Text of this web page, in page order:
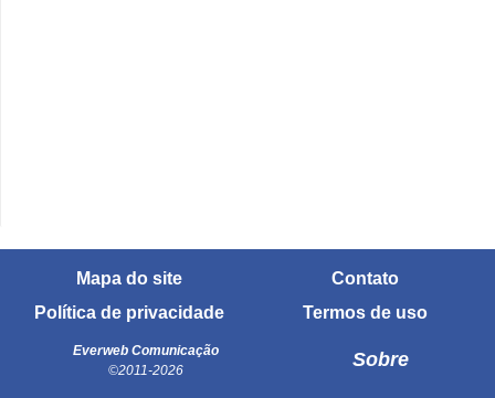
Mapa do site
Contato
Política de privacidade
Termos de uso
Everweb Comunicação
©2011-2026
Sobre